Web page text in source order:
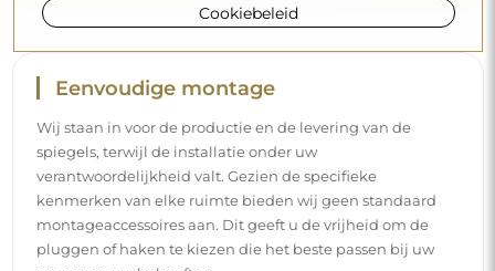
Eenvoudige montage
Wij staan in voor de productie en de levering van de
spiegels, terwijl de installatie onder uw
verantwoordelijkheid valt. Gezien de specifieke
kenmerken van elke ruimte bieden wij geen standaard
montageaccessoires aan. Dit geeft u de vrijheid om de
pluggen of haken te kiezen die het beste passen bij uw
Cookiebeleid